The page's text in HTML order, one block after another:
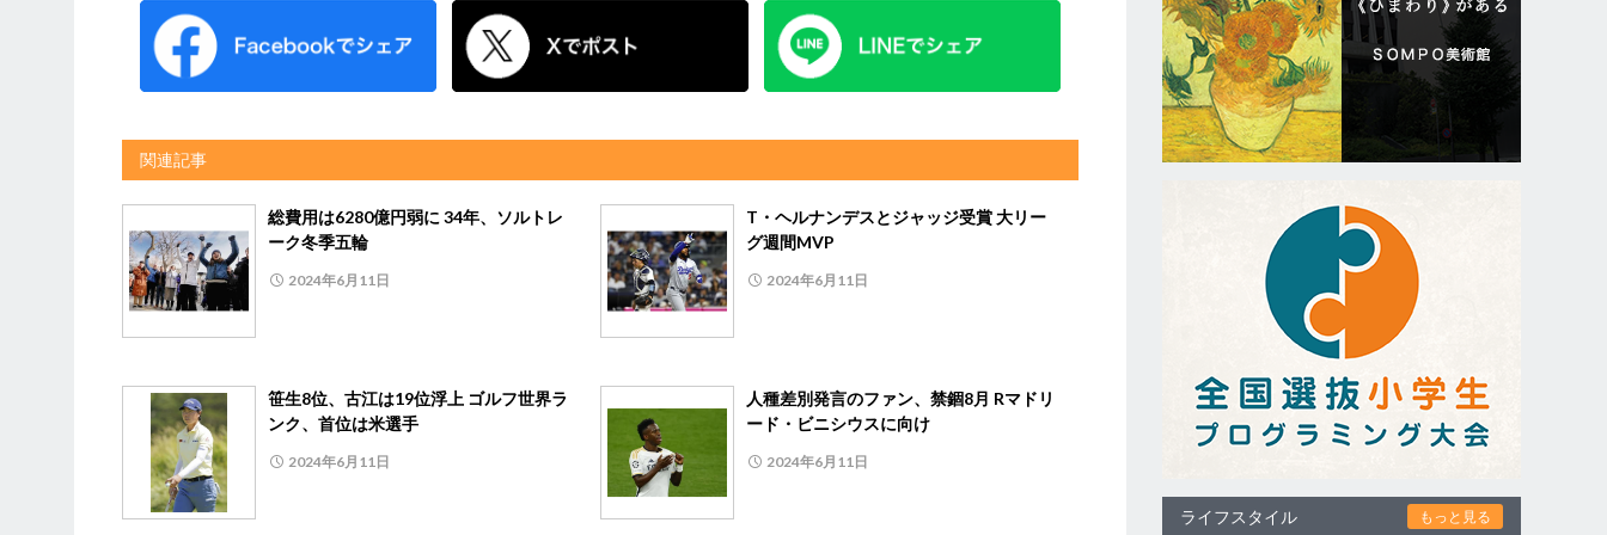
関連記事
総費用は6280億円弱に 34年、ソルトレ
ーク冬季五輪
2024年6月11日
T・ヘルナンデスとジャッジ受賞 大リー
グ週間MVP
2024年6月11日
笹生8位、古江は19位浮上 ゴルフ世界ラ
ンク、首位は米選手
2024年6月11日
人種差別発言のファン、禁錮8月 Rマドリ
ード・ビニシウスに向け
2024年6月11日
ライフスタイル もっと見る